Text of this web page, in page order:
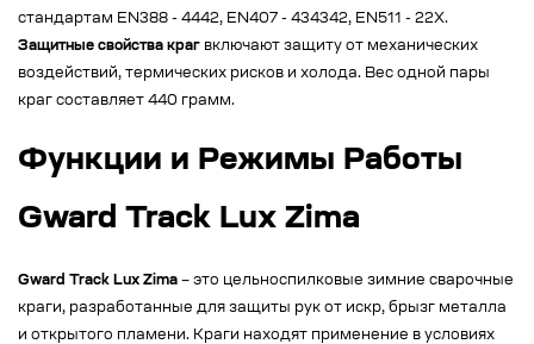
стандартам EN388 - 4442, EN407 - 434342, EN511 - 22X.
Защитные свойства краг включают защиту от механических
воздействий, термических рисков и холода. Вес одной пары
краг составляет 440 грамм.
Функции и Режимы Работы
Gward Track Lux Zima
Gward Track Lux Zima – это цельноспилковые зимние сварочные
краги, разработанные для защиты рук от искр, брызг металла
и открытого пламени. Краги находят применение в условиях